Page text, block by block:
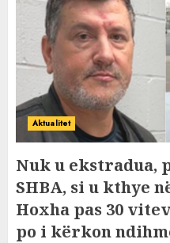
Aktualitet
Nuk u ekstradua,
SHBA, si u kthye
Hoxha pas 30
po i kërkon